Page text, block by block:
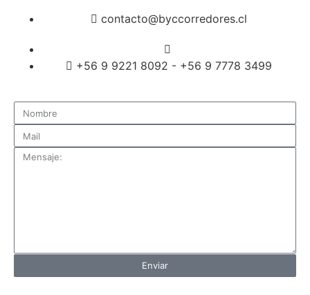
Enviar
contacto@byccorredores.cl
+56 9 9221 8092 - +56 9 7778 3499